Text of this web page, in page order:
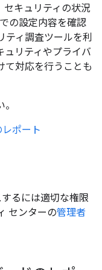
セキュリティの状況
の設定内容を確認
ティ調査ツールを利
ュリティやプライバ
て対応を行うことも
ポート
るには適切な権限
センターの管理者